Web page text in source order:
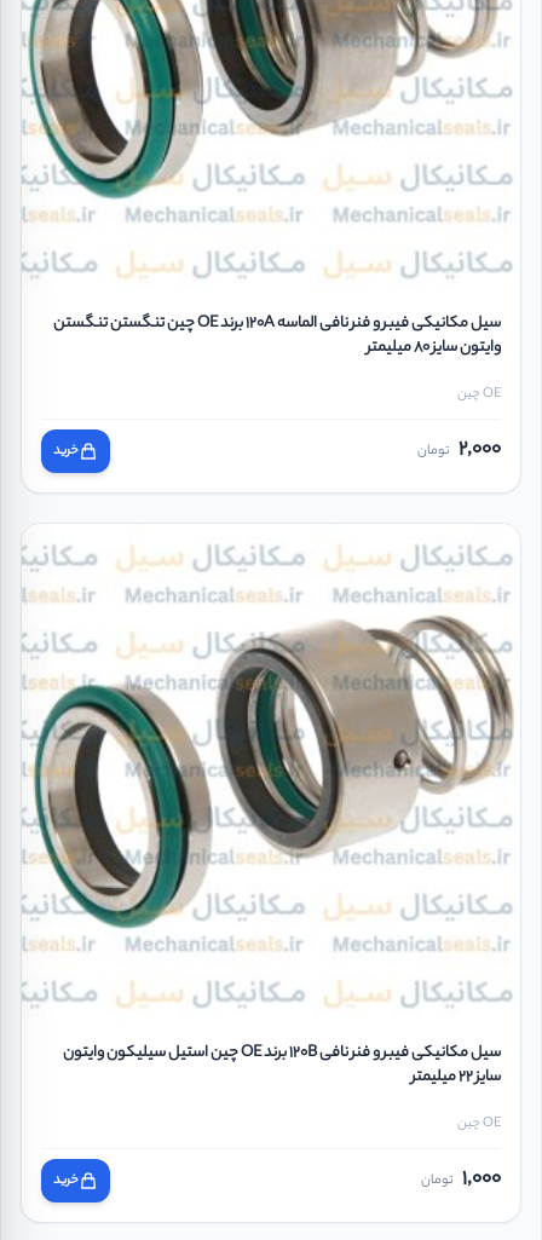
سیل مکانیکی فیبر و فنر نافی الماسه 120A برند OE چین تنگستن تنگستن
وایتون سایز 80 میلیمتر
OE چین
2,000 تومان خرید
سیل مکانیکی فیبر و فنر نافی 120B برند OE چین استیل سیلیکون وایتون
سایز 22 میلیمتر
OE چین
1,000 تومان خرید